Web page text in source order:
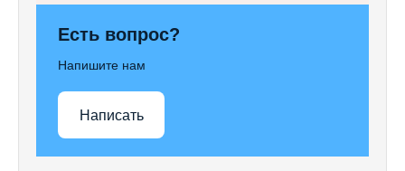
Есть вопрос?
Напишите нам
Написать